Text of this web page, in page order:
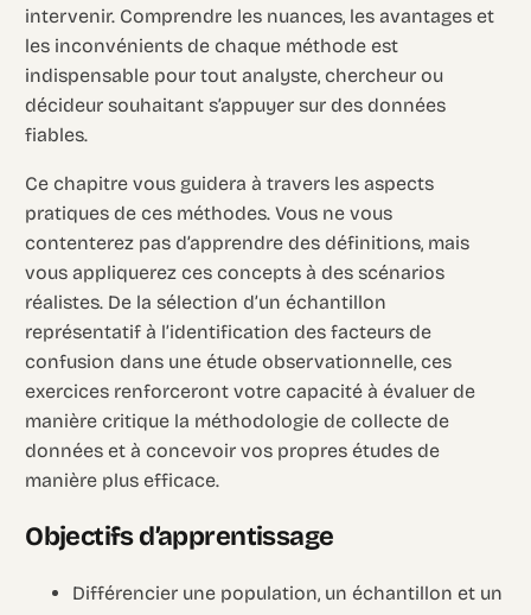
intervenir. Comprendre les nuances, les avantages et
les inconvénients de chaque méthode est
indispensable pour tout analyste, chercheur ou
décideur souhaitant s’appuyer sur des données
fiables.
Ce chapitre vous guidera à travers les aspects
pratiques de ces méthodes. Vous ne vous
contenterez pas d’apprendre des définitions, mais
vous appliquerez ces concepts à des scénarios
réalistes. De la sélection d’un échantillon
représentatif à l’identification des facteurs de
confusion dans une étude observationnelle, ces
exercices renforceront votre capacité à évaluer de
manière critique la méthodologie de collecte de
données et à concevoir vos propres études de
manière plus efficace.
Objectifs d’apprentissage
Différencier une population, un échantillon et un